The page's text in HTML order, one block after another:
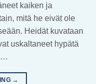
kaiken ja
mitä he eivät ole
Heidät kuvataan
uskaltaneet hypätä
→